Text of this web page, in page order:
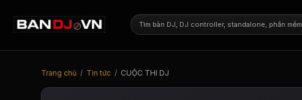
Trang chủ / Tin tức / CUỘC THI DJ